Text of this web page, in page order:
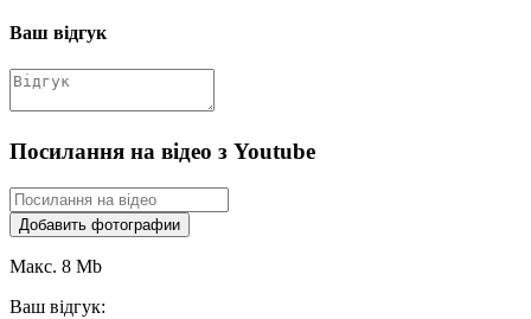
Ваш відгук
Посилання на відео з Youtube
Добавить фотографии
Макс. 8 Mb
Ваш відгук: